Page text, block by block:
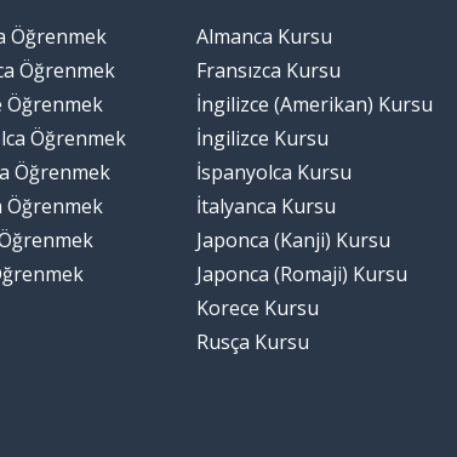
Öğrenmek
Öğrenmek
Öğrenmek
Öğrenmek
Öğrenmek
Öğrenmek
Almanca Kursu
Fransızca Kursu
İngilizce (Amerikan) Kursu
İngilizce Kursu
İspanyolca Kursu
İtalyanca Kursu
Japonca (Kanji) Kursu
Japonca (Romaji) Kursu
Korece Kursu
Rusça Kursu